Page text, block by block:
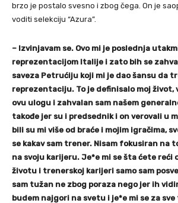
brzo je postalo svesno i zbog čega. On je
voditi selekciju “Azura”.
– Izvinjavam se. Ovo mi je poslednja
reprezentacijom Italije i zato bih se
saveza Petrućiju koji mi je dao šansu da
reprezentaciju. To je definisalo moj život,
ovu ulogu i zahvalan sam našem
takođe jer su i predsednik i on verovali u
bili su mi više od braće i mojim igračima,
se kakav sam trener. Nisam fokusiran na
na svoju karijeru. Je*e mi se šta ćete reći
životu i trenerskoj karijeri samo sam
sam tužan ne zbog poraza nego jer ih
budem najgori na svetu i je*e mi se za sve